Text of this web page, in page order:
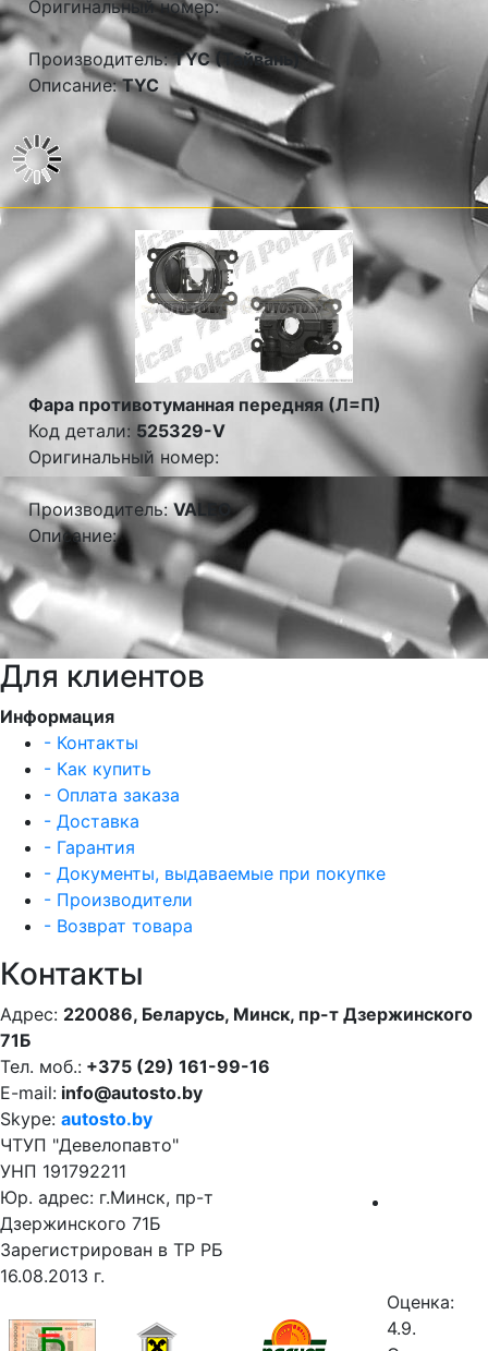
Оригинальный номер:
Производитель:TYC (Тайвань)
Описание:TYC
Фара противотуманная передняя (Л=П)
Код детали: 525329-V
Оригинальный номер:
Производитель:VALEO
Описание:
Для клиентов
Информация
- Контакты
- Как купить
- Оплата заказа
- Доставка
- Гарантия
- Документы, выдаваемые при покупке
- Производители
- Возврат товара
Контакты
Адрес: 220086, Беларусь, Минск, пр-т Дзержинского
71Б
Тел. моб.: +375 (29) 161-99-16
E-mail: info@autosto.by
Skype: autosto.by
ЧТУП "Девелопавто"
УНП 191792211
Юр. адрес: г.Минск, пр-т
Дзержинского 71Б
Зарегистрирован в ТР РБ
16.08.2013 г.
Оценка:
4.9.